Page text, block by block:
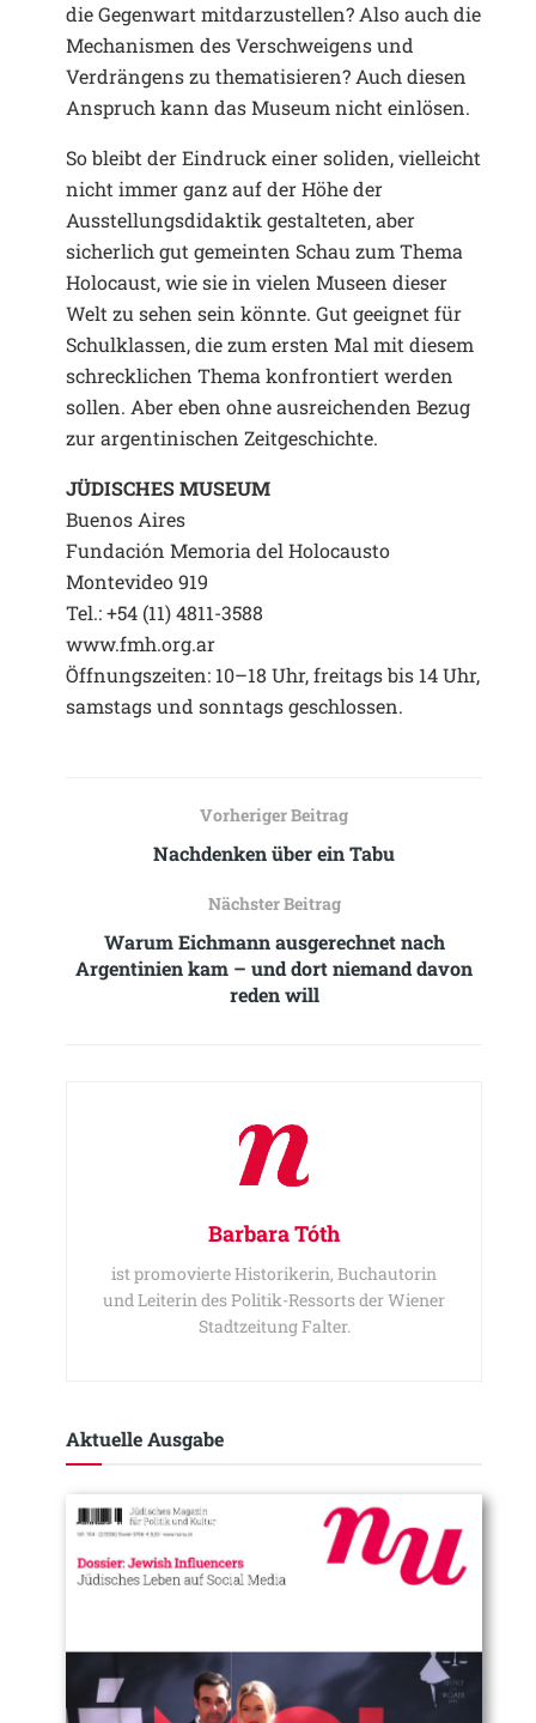
die Gegenwart mitdarzustellen? Also auch die
Mechanismen des Verschweigens und
Verdrängens zu thematisieren? Auch diesen
Anspruch kann das Museum nicht einlösen.
So bleibt der Eindruck einer soliden, vielleicht
nicht immer ganz auf der Höhe der
Ausstellungsdidaktik gestalteten, aber
sicherlich gut gemeinten Schau zum Thema
Holocaust, wie sie in vielen Museen dieser
Welt zu sehen sein könnte. Gut geeignet für
Schulklassen, die zum ersten Mal mit diesem
schrecklichen Thema konfrontiert werden
sollen. Aber eben ohne ausreichenden Bezug
zur argentinischen Zeitgeschichte.
JÜDISCHES MUSEUM
Buenos Aires
Fundación Memoria del Holocausto
Montevideo 919
Tel.: +54 (11) 4811-3588
www.fmh.org.ar
Öffnungszeiten: 10–18 Uhr, freitags bis 14 Uhr,
samstags und sonntags geschlossen.
Vorheriger Beitrag
Nachdenken über ein Tabu
Nächster Beitrag
Warum Eichmann ausgerechnet nach
Argentinien kam – und dort niemand davon
reden will
Barbara Tóth
ist promovierte Historikerin, Buchautorin
und Leiterin des Politik-Ressorts der Wiener
Stadtzeitung Falter.
Aktuelle Ausgabe​